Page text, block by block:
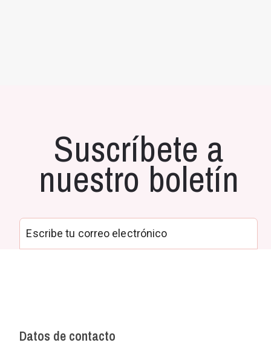
Suscríbete a
nuestro boletín
Datos de contacto